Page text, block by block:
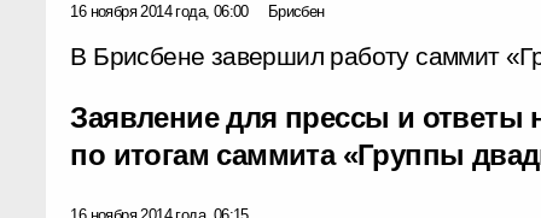
16 ноября 2014 года, 06:00 Брисбен
В Брисбене завершил работу саммит
Заявление для прессы и ответы
по итогам саммита «Группы